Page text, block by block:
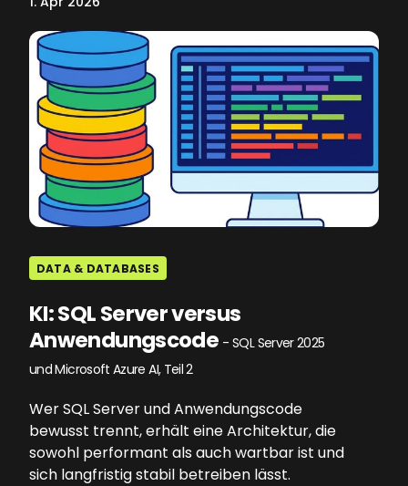
DATA & DATABASES
KI: SQL Server versus
Anwendungscode - SQL Server 2025
und Microsoft Azure AI, Teil 2
Wer SQL Server und Anwendungscode
bewusst trennt, erhält eine Architektur, die
sowohl performant als auch wartbar ist und
sich langfristig stabil betreiben lässt.